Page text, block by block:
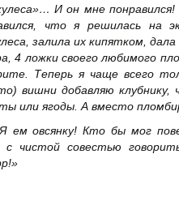
И он мне
что я решилась на
залила их кипятком,
4 ложки своего любимого
Теперь я чаще всего
вишни добавляю
или ягоды. А вместо
ем овсянку! Кто бы мог
с чистой совестью